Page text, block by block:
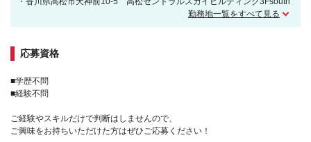
勤務地一覧をすべて見る
応募資格
■学歴不問
■経験不問
ご経験やスキルだけで判断はしませんので、
ご興味をお持ちいただけた方はぜひご応募ください！